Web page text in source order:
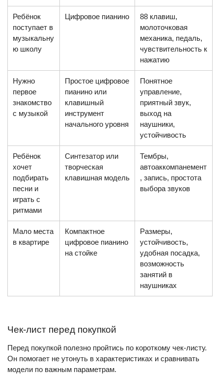
Ребёнок
поступает в
музыкальну
ю школу
Цифровое пианино
88 клавиш,
молоточковая
механика, педаль,
чувствительность к
нажатию
Нужно
первое
знакомство
с музыкой
Простое цифровое
пианино или
клавишный
инструмент
начального уровня
Понятное
управление,
приятный звук,
выход на
наушники,
устойчивость
Ребёнок
хочет
подбирать
песни и
играть с
ритмами
Синтезатор или
творческая
клавишная модель
Тембры,
автоаккомпанемент
, запись, простота
выбора звуков
Мало места
в квартире
Компактное
цифровое пианино
на стойке
Размеры,
устойчивость,
удобная посадка,
возможность
занятий в
наушниках
Чек-лист перед покупкой
Перед покупкой полезно пройтись по короткому чек-листу.
Он помогает не утонуть в характеристиках и сравнивать
модели по важным параметрам.